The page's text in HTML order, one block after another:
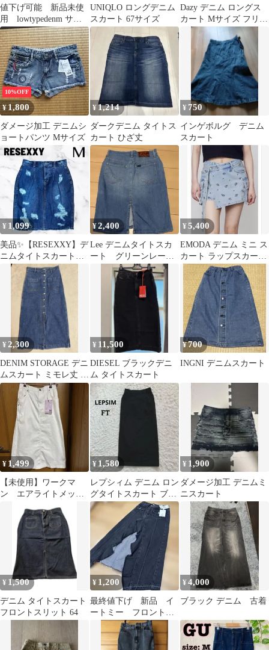
値下げ可能 新品未使
用 lowtypedenm サイ
ズ28 drip デニム
UNIQLO ロングデニム
スカート 67サイズ
Dazy デニム ロングス
カート Mサイズ フリン
10%OFF
¥ 1,800
ダメージ加工 デニムシ
ョートパンツ Mサイズ
¥1,214
ダークデニム タイトス
カート ひざ丈
¥ 750
インゲボルグ デニム
スカート
¥ 1,099
美品✨【RESEXXY】デ
ニムタイトスカート
ダメージ カットオ
フ 裏地 M
¥2,400
Lee デニムタイトスカ
ート グリーンレーベ
ル別注
¥5,400
EMODA デニム ミニ ス
カート ラップスカート
Mサイズ
¥2,300
DENIM STORAGE デニ
ムスカート ミモレ丈 ボ
タンフロント
¥ 11,500
DIESEL ブラックデニ
ム タイトスカート
¥700
INGNI デニムスカート
¥ 1,499
【未使用】ワークマ
ン エアライトメッシ
¥1,580
レプシィム デニム ロン
グタイトスカート ブラ
ック Mの丈長いサイズ
¥ 1,900
ダメージ加工 デニムミ
ニスカート
¥ 1,500
デニム タイトスカート
フロントスリット 64
¥ 1,200
最終値下げ 新品 イ
ートミー フロント
スリット ロング デ
ニムスカート
¥4,000
ブラック デニム 古着